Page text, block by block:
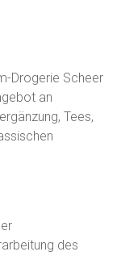
Drogerie Scheer
an
Tees,
des